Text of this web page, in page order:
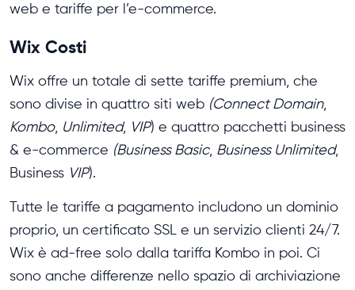
web e tariffe per l’e-commerce.
Wix Costi
Wix offre un totale di sette tariffe premium, che
sono divise in quattro siti web (Connect Domain,
Kombo, Unlimited, VIP) e quattro pacchetti business
& e-commerce (Business Basic, Business Unlimited,
Business VIP).
Tutte le tariffe a pagamento includono un dominio
proprio, un certificato SSL e un servizio clienti 24/7.
Wix è ad-free solo dalla tariffa Kombo in poi. Ci
sono anche differenze nello spazio di archiviazione